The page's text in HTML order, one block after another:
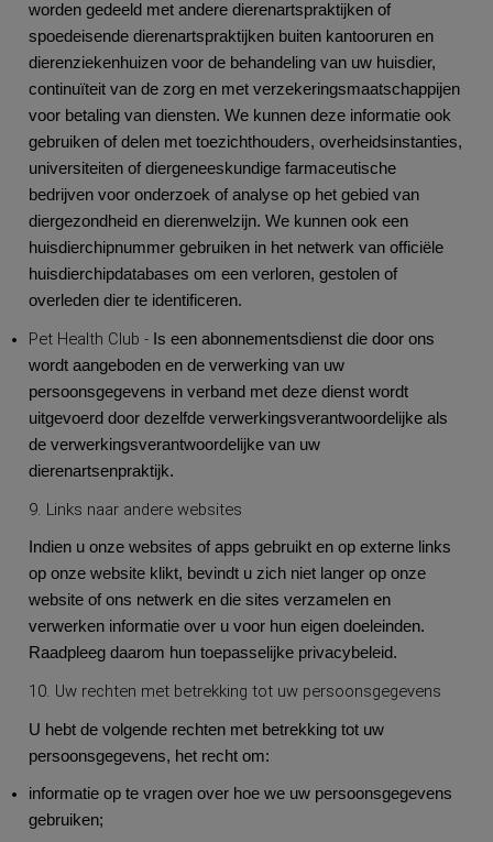
worden gedeeld met andere dierenartspraktijken of
spoedeisende dierenartspraktijken buiten kantooruren en
dierenziekenhuizen voor de behandeling van uw huisdier,
continuïteit van de zorg en met verzekeringsmaatschappijen
voor betaling van diensten. We kunnen deze informatie ook
gebruiken of delen met toezichthouders, overheidsinstanties,
universiteiten of diergeneeskundige farmaceutische
bedrijven voor onderzoek of analyse op het gebied van
diergezondheid en dierenwelzijn. We kunnen ook een
huisdierchipnummer gebruiken in het netwerk van officiële
huisdierchipdatabases om een verloren, gestolen of
overleden dier te identificeren.
Pet Health Club - Is een abonnementsdienst die door ons
wordt aangeboden en de verwerking van uw
persoonsgegevens in verband met deze dienst wordt
uitgevoerd door dezelfde verwerkingsverantwoordelijke als
de verwerkingsverantwoordelijke van uw
dierenartsenpraktijk.
9. Links naar andere websites
Indien u onze websites of apps gebruikt en op externe links
op onze website klikt, bevindt u zich niet langer op onze
website of ons netwerk en die sites verzamelen en
verwerken informatie over u voor hun eigen doeleinden.
Raadpleeg daarom hun toepasselijke privacybeleid.
10. Uw rechten met betrekking tot uw persoonsgegevens
U hebt de volgende rechten met betrekking tot uw
persoonsgegevens, het recht om:
informatie op te vragen over hoe we uw persoonsgegevens
gebruiken;